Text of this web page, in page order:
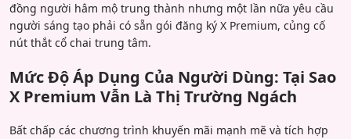
đồng người hâm mộ trung thành nhưng một lần nữa yêu cầu
người sáng tạo phải có sẵn gói đăng ký X Premium, củng cố
nút thắt cổ chai trung tâm.
Mức Độ Áp Dụng Của Người Dùng: Tại Sao
X Premium Vẫn Là Thị Trường Ngách
Bất chấp các chương trình khuyến mãi mạnh mẽ và tích hợp